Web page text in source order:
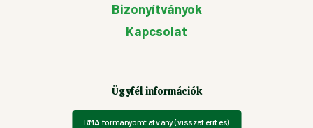
Bizonyítványok
Kapcsolat
Ügyfél információk
RMA formanyomtatvány (visszatérítés)